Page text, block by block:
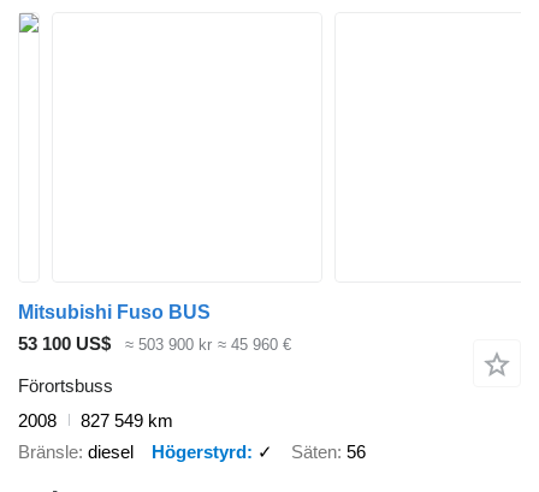
Mitsubishi Fuso BUS
53 100 US$
≈ 503 900 kr ≈ 45 960 €
Förortsbuss
2008
827 549 km
Bränsle diesel Högerstyrd ✓ Säten 56